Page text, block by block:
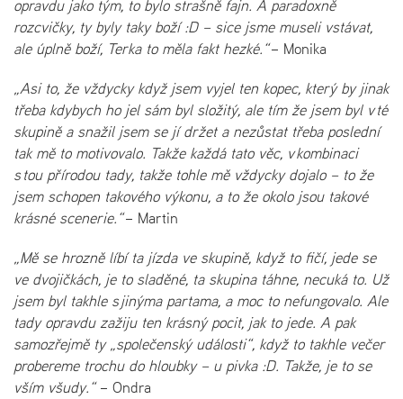
opravdu jako tým, to bylo strašně fajn. A paradoxně
rozcvičky, ty byly taky boží :D – sice jsme museli vstávat,
ale úplně boží, Terka to měla fakt hezké.“– Monika
„Asi to, že vždycky když jsem vyjel ten kopec, který by jinak
třeba kdybych ho jel sám byl složitý, ale tím že jsem byl v té
skupině a snažil jsem se jí držet a nezůstat třeba poslední
tak mě to motivovalo. Takže každá tato věc, v kombinaci
s tou přírodou tady, takže tohle mě vždycky dojalo – to že
jsem schopen takového výkonu, a to že okolo jsou takové
krásné scenerie.“– Martin
„Mě se hrozně líbí ta jízda ve skupině, když to fičí, jede se
ve dvojičkách, je to sladěné, ta skupina táhne, necuká to. Už
jsem byl takhle s jinýma partama, a moc to nefungovalo. Ale
tady opravdu zažiju ten krásný pocit, jak to jede. A pak
samozřejmě ty „společenský události“, když to takhle večer
probereme trochu do hloubky – u pivka :D. Takže, je to se
vším všudy.“– Ondra